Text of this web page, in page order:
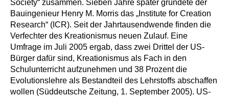
Society“ zusammen. Sieben Jahre später gründete der
Bauingenieur Henry M. Morris das „Institute for Creation
Research“ (ICR). Seit der Jahrtausendwende finden die
Verfechter des Kreationismus neuen Zulauf. Eine
Umfrage im Juli 2005 ergab, dass zwei Drittel der US-
Bürger dafür sind, Kreationismus als Fach in den
Schulunterricht aufzunehmen und 38 Prozent die
Evolutionslehre als Bestandteil des Lehrstoffs abschaffen
wollen (Süddeutsche Zeitung, 1. September 2005). US-